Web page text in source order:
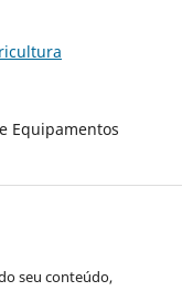
Equipamentos
seu conteúdo,